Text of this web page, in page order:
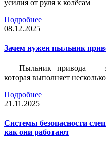
усилия от руля к колёсам
Подробнее
08.12.2025
Зачем нужен пыльник
Пыльник привода —
которая выполняет
Подробнее
21.11.2025
Системы безопасности
как они работают